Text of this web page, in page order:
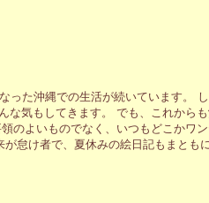
った沖縄での生活が続いています。
気もしてきます。 でも、これから
のよいものでなく、いつもどこかワ
怠け者で、夏休みの絵日記もまとも